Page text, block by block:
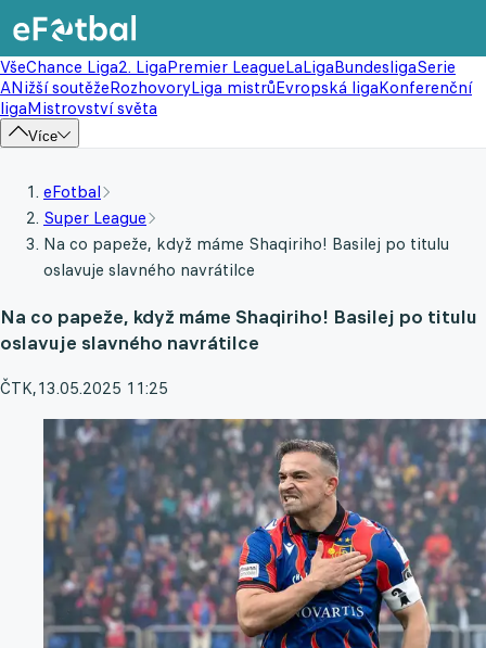
VšeChance Liga2. LigaPremier LeagueLaLigaBundesligaSerie
ANižší soutěžeRozhovoryLiga mistrůEvropská ligaKonferenční
ligaMistrovství světa
Více
eFotbal
Super League
Na co papeže, když máme Shaqiriho! Basilej po titulu
oslavuje slavného navrátilce
Na co papeže, když máme Shaqiriho! Basilej po titulu
oslavuje slavného navrátilce
ČTK,13.05.2025 11:25